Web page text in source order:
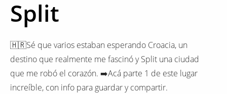
Split
🇭🇷Sé que varios estaban esperando Croacia, un
destino que realmente me fascinó y Split una ciudad
que me robó el corazón. ➡️Acá parte 1 de este lugar
increíble, con info para guardar y compartir.